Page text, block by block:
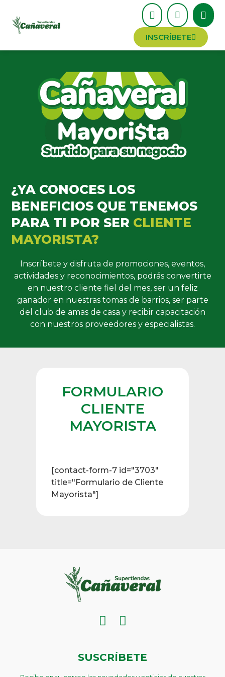
INSCRÍBETE
¿YA CONOCES LOS
BENEFICIOS QUE TENEMOS
PARA TI POR SER CLIENTE
MAYORISTA?
Inscríbete y disfruta de promociones, eventos,
actividades y reconocimientos, podrás convertirte
en nuestro cliente fiel del mes, ser un feliz
ganador en nuestras tomas de barrios, ser parte
del club de amas de casa y recibir capacitación
con nuestros proveedores y especialistas.
FORMULARIO
CLIENTE
MAYORISTA
[contact-form-7 id="3703"
title="Formulario de Cliente
Mayorista"]
SUSCRÍBETE